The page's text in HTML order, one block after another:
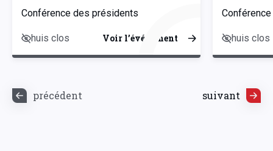
Conférence des présidents
huis clos Voir l’événement huis clos
précédent suivant